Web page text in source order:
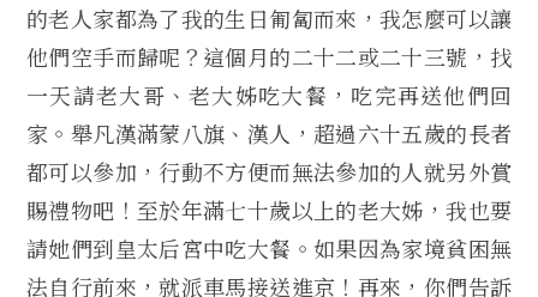
的老人家都為了我的生日匍匐而來，我怎麼可以讓
他們空手而歸呢？這個月的二十二或二十三號，找
一天請老大哥、老大姊吃大餐，吃完再送他們回
家。舉凡漢滿蒙八旗、漢人，超過六十五歲的長者
都可以參加，行動不方便而無法參加的人就另外賞
賜禮物吧！至於年滿七十歲以上的老大姊，我也要
請她們到皇太后宮中吃大餐。如果因為家境貧困無
法自行前來，就派車馬接送進京！再來，你們告訴